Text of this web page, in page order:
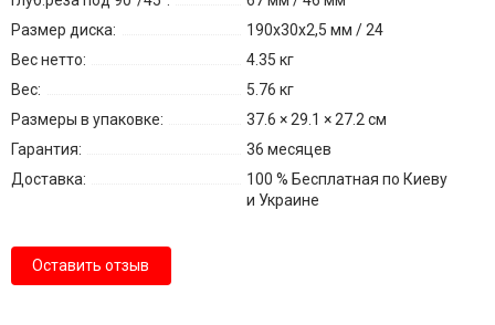
Размер диска:
190x30x2,5 мм / 24
Вес нетто:
4.35 кг
Вес:
5.76 кг
Размеры в упаковке:
37.6 × 29.1 × 27.2 см
Гарантия:
36 месяцев
Доставка:
100 % Бесплатная по Киеву
и Украине
Оставить отзыв